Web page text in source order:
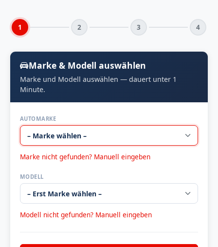
1 2 3 4
Marke & Modell auswählen
Marke und Modell auswählen — dauert unter 1
Minute.
AUTOMARKE
Marke nicht gefunden? Manuell eingeben
MODELL
Modell nicht gefunden? Manuell eingeben